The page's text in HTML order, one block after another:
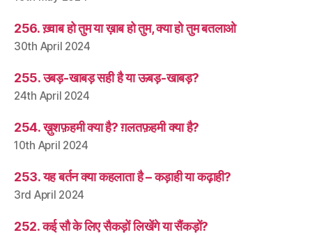
256. ख़्वाब हो तुम या ख़ाब हो तुम, क्या हो तुम बतलाओ
30th April 2024
255. उबड़-खाबड़ सही है या ऊबड़-खाबड़?
24th April 2024
254. ख़ुशफ़हमी क्या है? ग़लतफ़हमी क्या है?
10th April 2024
253. यह बर्तन क्या कहलाता है – कड़ाही या कढ़ाही?
3rd April 2024
252. कई सौ के लिए सैकड़ों लिखेंगे या सैंकड़ों?